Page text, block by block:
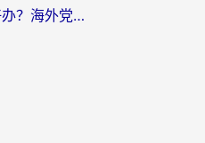
泰国怎么打不开郑好办？海外党回国服务+影音追剧全搞定的实用指南